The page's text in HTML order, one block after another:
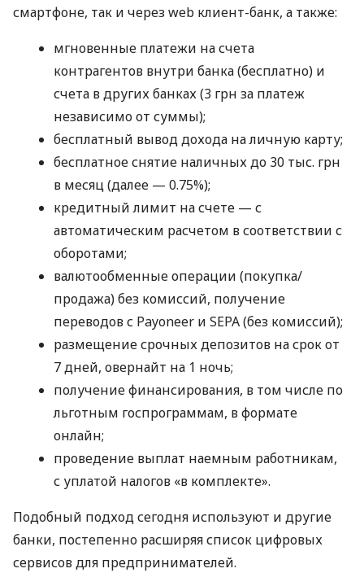
смартфоне, так и через web клиент-банк, а также:
мгновенные платежи на счета
контрагентов внутри банка (бесплатно) и
счета в других банках (3 грн за платеж
независимо от суммы);
бесплатный вывод дохода на личную карту;
бесплатное снятие наличных до 30 тыс. грн
в месяц (далее — 0.75%);
кредитный лимит на счете — с
автоматическим расчетом в соответствии с
оборотами;
валютообменные операции (покупка/
продажа) без комиссий, получение
переводов с Payoneer и SEPA (без комиссий);
размещение срочных депозитов на срок от
7 дней, овернайт на 1 ночь;
получение финансирования, в том числе по
льготным госпрограммам, в формате
онлайн;
проведение выплат наемным работникам,
с уплатой налогов «в комплекте».
Подобный подход сегодня используют и другие
банки, постепенно расширяя список цифровых
сервисов для предпринимателей.